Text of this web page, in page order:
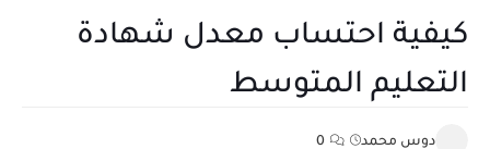
كيفية احتساب معدل شهادة
التعليم المتوسط
دوس محمد 0